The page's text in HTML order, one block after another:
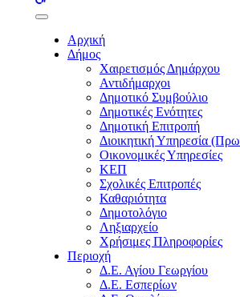
buttons
Αρχική
Δήμος
Χαιρετισμός Δημάρχου
Αντιδήμαρχοι
Δημοτικό Συμβούλιο
Δημοτικές Ενότητες
Δημοτική Επιτροπή
Διοικητική Υπηρεσία
Οικονομικές Υπηρεσίες
ΚΕΠ
Σχολικές Επιτροπές
Καθαριότητα
Δημοτολόγιο
Ληξιαρχείο
Χρήσιμες Πληροφορίες
Περιοχή
Δ.Ε. Αγίου Γεωργίου
Δ.Ε. Εσπερίων